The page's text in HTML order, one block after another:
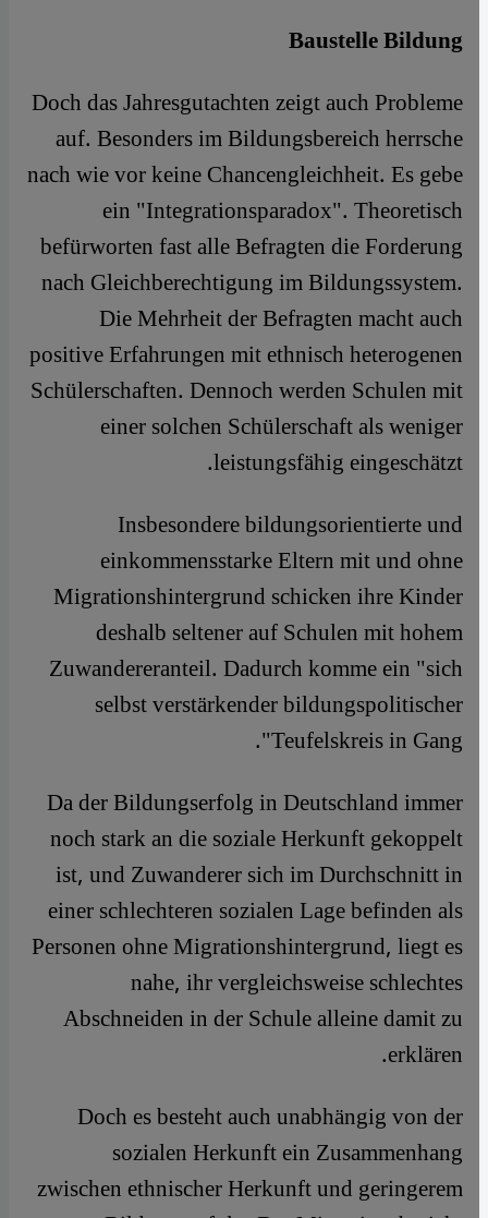
Baustelle Bildung
Doch das Jahresgutachten zeigt auch Probleme
auf. Besonders im Bildungsbereich herrsche
nach wie vor keine Chancengleichheit. Es gebe
ein "Integrationsparadox". Theoretisch
befürworten fast alle Befragten die Forderung
nach Gleichberechtigung im Bildungssystem.
Die Mehrheit der Befragten macht auch
positive Erfahrungen mit ethnisch heterogenen
Schülerschaften. Dennoch werden Schulen mit
einer solchen Schülerschaft als weniger
leistungsfähig eingeschätzt.
​​Insbesondere bildungsorientierte und
einkommensstarke Eltern mit und ohne
Migrationshintergrund schicken ihre Kinder
deshalb seltener auf Schulen mit hohem
Zuwandereranteil. Dadurch komme ein "sich
selbst verstärkender bildungspolitischer
Teufelskreis in Gang".
Da der Bildungserfolg in Deutschland immer
noch stark an die soziale Herkunft gekoppelt
ist, und Zuwanderer sich im Durchschnitt in
einer schlechteren sozialen Lage befinden als
Personen ohne Migrationshintergrund, liegt es
nahe, ihr vergleichsweise schlechtes
Abschneiden in der Schule alleine damit zu
erklären.
Doch es besteht auch unabhängig von der
sozialen Herkunft ein Zusammenhang
zwischen ethnischer Herkunft und geringerem